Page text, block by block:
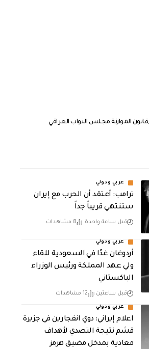
قانون الموازنة مجلس النواب العراقي
عربي ودولي
‏ترامب: أعتقد أن الحرب مع إيران
ستنتهي قريباً جداً
قبل ساعة واحدة 8 مشاهدات
عربي ودولي
أردوغان غدًا في السعودية للقاء
ولي عهد المملكة ورئيس الوزراء
الباكستاني
قبل ساعتين 12 مشاهدات
عربي ودولي
اعلام إيراني: دوي انفجارين في جزيرة
قشم نتيجة التصدي لأهداف
معادية بمدخل مضيق هرمز